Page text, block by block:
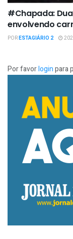
#Chapada:
envolvendo
PORESTAGIÁRIO 2
Por favorloginpara